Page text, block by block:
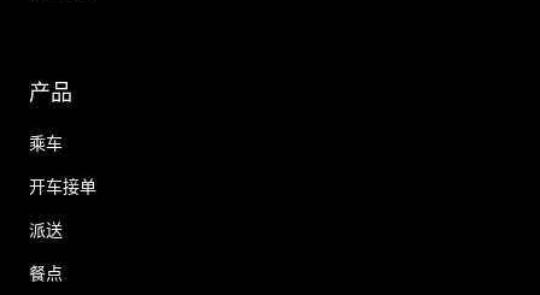
产品
乘车
开车接单
派送
餐点